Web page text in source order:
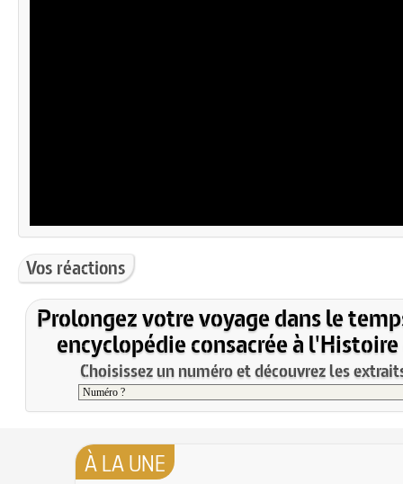
Vos réactions
Prolongez votre voyage dans le
encyclopédie consacrée à l'Histoire
Choisissez un numéro et découvrez les
À LA UNE